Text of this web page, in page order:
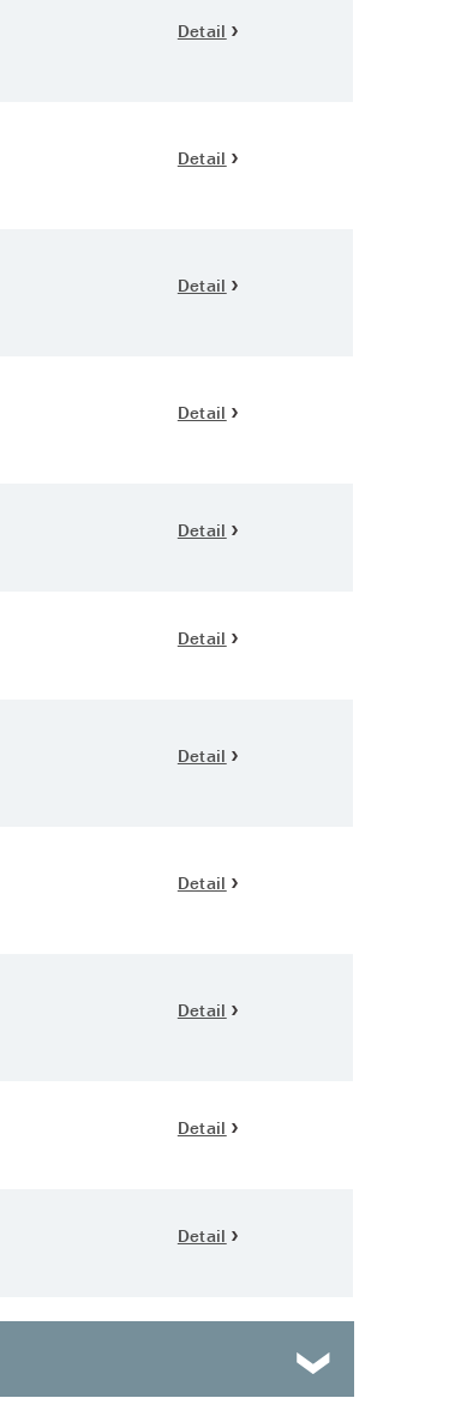
Detail
Detail
Detail
Detail
Detail
Detail
Detail
Detail
Detail
Detail
Detail